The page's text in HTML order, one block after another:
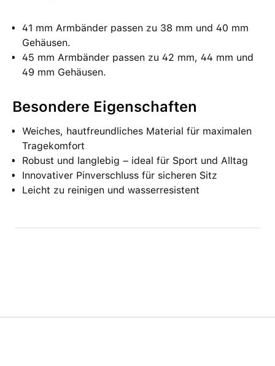
41 mm Armbänder passen zu 38 mm und 40 mm
Gehäusen.
45 mm Armbänder passen zu 42 mm, 44 mm und
49 mm Gehäusen.
Besondere Eigenschaften
Weiches, hautfreundliches Material für maximalen
Tragekomfort
Robust und langlebig – ideal für Sport und Alltag
Innovativer Pinverschluss für sicheren Sitz
Leicht zu reinigen und wasserresistent